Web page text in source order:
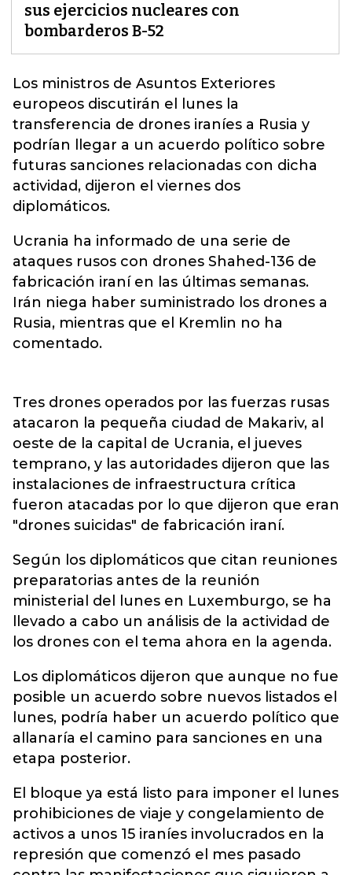
sus ejercicios nucleares con
bombarderos B-52
Los ministros de Asuntos Exteriores
europeos discutirán el lunes la
transferencia de drones iraníes a Rusia y
podrían llegar a un acuerdo político sobre
futuras sanciones relacionadas con dicha
actividad, dijeron el viernes dos
diplomáticos.
Ucrania ha informado de una serie de
ataques rusos con drones Shahed-136 de
fabricación iraní en las últimas semanas.
Irán niega haber suministrado los drones a
Rusia, mientras que el Kremlin no ha
comentado.
Tres drones operados por las fuerzas rusas
atacaron la pequeña ciudad de Makariv, al
oeste de la capital de Ucrania, el jueves
temprano, y las autoridades dijeron que las
instalaciones de infraestructura crítica
fueron atacadas por lo que dijeron que eran
"drones suicidas" de fabricación iraní.
Según los diplomáticos que citan reuniones
preparatorias antes de la reunión
ministerial del lunes en Luxemburgo, se ha
llevado a cabo un análisis de la actividad de
los drones con el tema ahora en la agenda.
Los diplomáticos dijeron que aunque no fue
posible un acuerdo sobre nuevos listados el
lunes, podría haber un acuerdo político que
allanaría el camino para sanciones en una
etapa posterior.
El bloque ya está listo para imponer el lunes
prohibiciones de viaje y congelamiento de
activos a unos 15 iraníes involucrados en la
represión que comenzó el mes pasado